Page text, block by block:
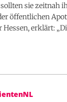
sie zeitnah
öffentlichen
erklärt: